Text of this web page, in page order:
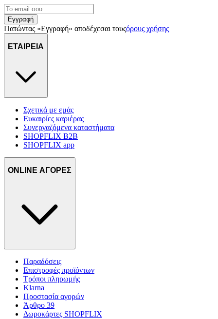
Εγγραφή
Πατώντας «Εγγραφή» αποδέχεσαι τουςόρους χρήσης
ΕΤΑΙΡΕΙΑ
Σχετικά με εμάς
Ευκαιρίες καριέρας
Συνεργαζόμενα καταστήματα
SHOPFLIX B2B
SHOPFLIX app
ONLINE ΑΓΟΡΕΣ
Παραδόσεις
Επιστροφές προϊόντων
Τρόποι πληρωμής
Klarna
Προστασία αγορών
Άρθρο 39
Δωροκάρτες SHOPFLIX